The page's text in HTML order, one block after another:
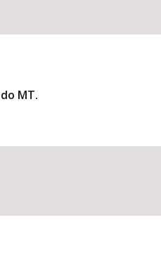
MT.